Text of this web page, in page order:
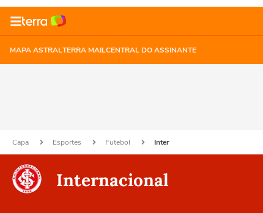
MAPA ASTRALTERRA MAILCENTRAL DO ASSINANTE
Capa Esportes Futebol Inter
Internacional